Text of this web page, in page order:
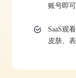
账号即
SaaS观
皮肤、